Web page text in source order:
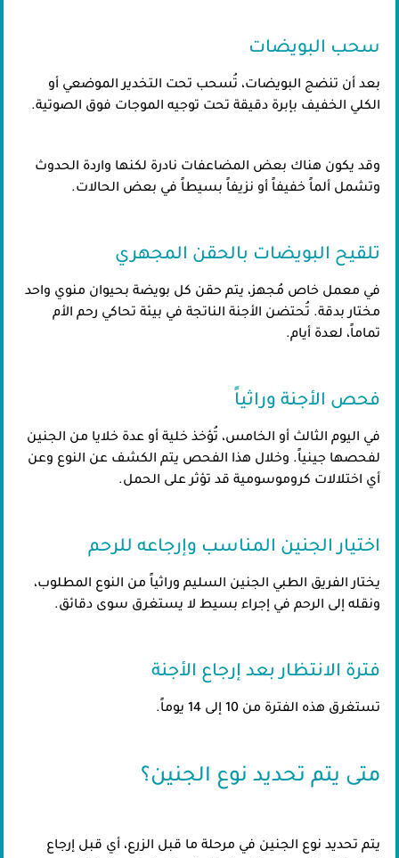
سحب البويضات
بعد أن تنضج البويضات، تُسحب تحت التخدير الموضعي أو
الكلي الخفيف بإبرة دقيقة تحت توجيه الموجات فوق الصوتية.
وقد يكون هناك بعض المضاعفات نادرة لكنها واردة الحدوث
وتشمل ألماً خفيفاً أو نزيفاً بسيطاً في بعض الحالات.
تلقيح البويضات بالحقن المجهري
في معمل خاص مُجهز، يتم حقن كل بويضة بحيوان منوي واحد
مختار بدقة. تُحتضن الأجنة الناتجة في بيئة تحاكي رحم الأم
تماماً، لعدة أيام.
فحص الأجنة وراثياً
في اليوم الثالث أو الخامس، تُؤخذ خلية أو عدة خلايا من الجنين
لفحصها جينياً. وخلال هذا الفحص يتم الكشف عن النوع وعن
أي اختلالات كروموسومية قد تؤثر على الحمل.
اختيار الجنين المناسب وإرجاعه للرحم
يختار الفريق الطبي الجنين السليم وراثياً من النوع المطلوب،
ونقله إلى الرحم في إجراء بسيط لا يستغرق سوى دقائق.
فترة الانتظار بعد إرجاع الأجنة
تستغرق هذه الفترة من 10 إلى 14 يوماً.
متى يتم تحديد نوع الجنين؟
يتم تحديد نوع الجنين في مرحلة ما قبل الزرع، أي قبل إرجاع